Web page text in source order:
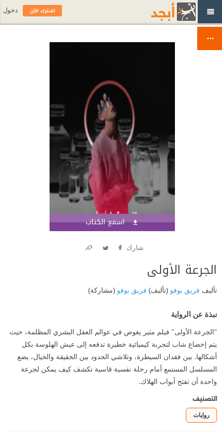
اسمع الكتاب
شارك
الجرعة الأولى
تأليف فريق بوفو (تأليف) فريق بوفو (مشاركة)
نبذة عن الرواية
"الجرعة الأولى" فيلم مثير يغوص في عوالم العقل البشري المظلمة، حيث
يتم إخضاع شاب لتجربة كيميائية خطيرة تدفعه إلى عيش الهلوسة بكل
أشكالها. بين فقدان السيطرة، وتلاشي الحدود بين الحقيقة والخيال، يضع
المسلسل المستمع أمام رحلة نفسية قاسية تكشف كيف يمكن لجرعة
واحدة أن تفتح أبواب الهلاك.
التصنيف
روايات
اشترك الآن دخول